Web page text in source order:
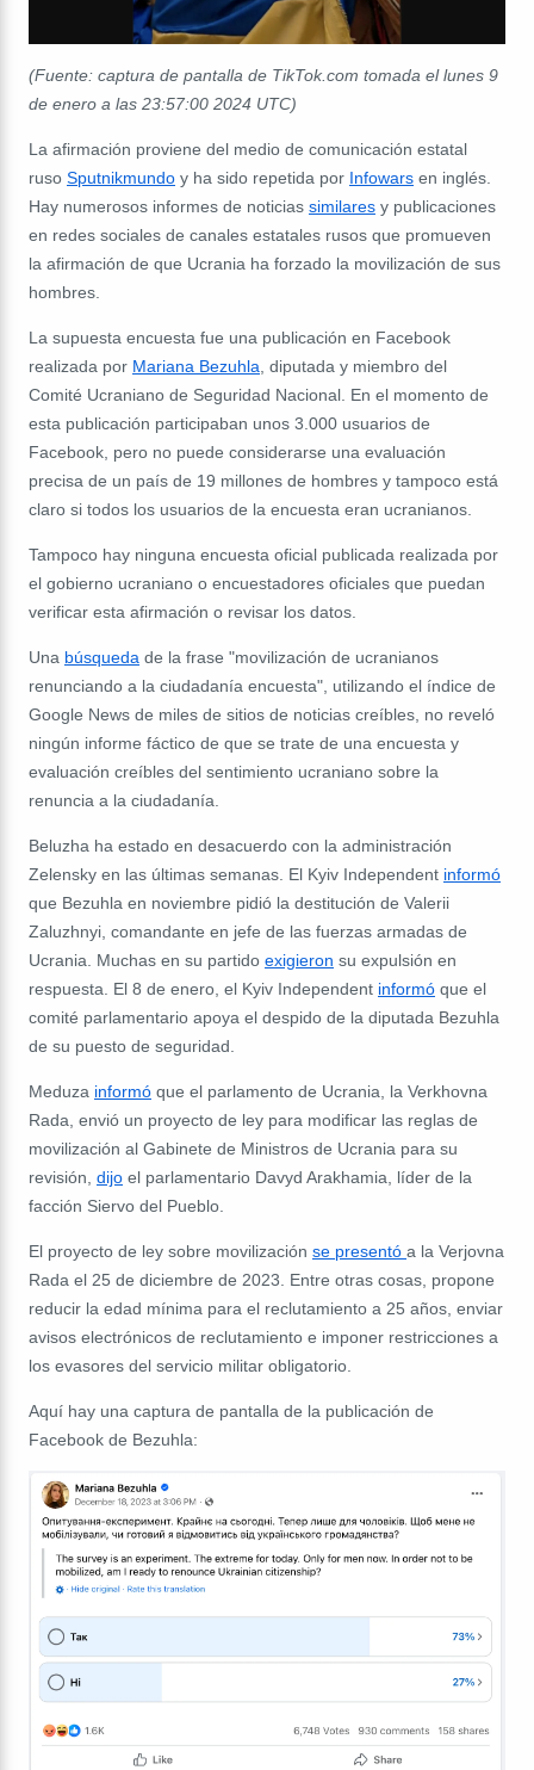
(Fuente: captura de pantalla de TikTok.com tomada el lunes 9
de enero a las 23:57:00 2024 UTC)
La afirmación proviene del medio de comunicación estatal
ruso Sputnikmundo y ha sido repetida por Infowars en inglés.
Hay numerosos informes de noticias similares y publicaciones
en redes sociales de canales estatales rusos que promueven
la afirmación de que Ucrania ha forzado la movilización de sus
hombres.
La supuesta encuesta fue una publicación en Facebook
realizada por Mariana Bezuhla , diputada y miembro del
Comité Ucraniano de Seguridad Nacional. En el momento de
esta publicación participaban unos 3.000 usuarios de
Facebook, pero no puede considerarse una evaluación
precisa de un país de 19 millones de hombres y tampoco está
claro si todos los usuarios de la encuesta eran ucranianos.
Tampoco hay ninguna encuesta oficial publicada realizada por
el gobierno ucraniano o encuestadores oficiales que puedan
verificar esta afirmación o revisar los datos.
Una búsqueda de la frase "movilización de ucranianos
renunciando a la ciudadanía encuesta", utilizando el índice de
Google News de miles de sitios de noticias creíbles, no reveló
ningún informe fáctico de que se trate de una encuesta y
evaluación creíbles del sentimiento ucraniano sobre la
renuncia a la ciudadanía.
Beluzha ha estado en desacuerdo con la administración
Zelensky en las últimas semanas. El Kyiv Independent informó
que Bezuhla en noviembre pidió la destitución de Valerii
Zaluzhnyi, comandante en jefe de las fuerzas armadas de
Ucrania. Muchas en su partido exigieron su expulsión en
respuesta. El 8 de enero, el Kyiv Independent informó que el
comité parlamentario apoya el despido de la diputada Bezuhla
de su puesto de seguridad.
Meduza informó que el parlamento de Ucrania, la Verkhovna
Rada, envió un proyecto de ley para modificar las reglas de
movilización al Gabinete de Ministros de Ucrania para su
revisión, dijo el parlamentario Davyd Arakhamia, líder de la
facción Siervo del Pueblo.
El proyecto de ley sobre movilización se presentó a la Verjovna
Rada el 25 de diciembre de 2023. Entre otras cosas, propone
reducir la edad mínima para el reclutamiento a 25 años, enviar
avisos electrónicos de reclutamiento e imponer restricciones a
los evasores del servicio militar obligatorio.
Aquí hay una captura de pantalla de la publicación de
Facebook de Bezuhla: